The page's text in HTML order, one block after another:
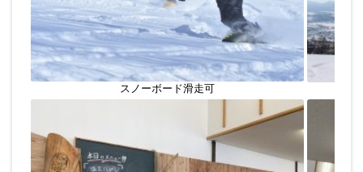
スノーボード滑走可